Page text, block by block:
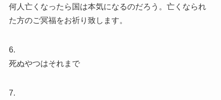
何人亡くなったら国は本気になるのだろう。亡くなられ
た方のご冥福をお祈り致します。
6.
死ぬやつはそれまで
7.